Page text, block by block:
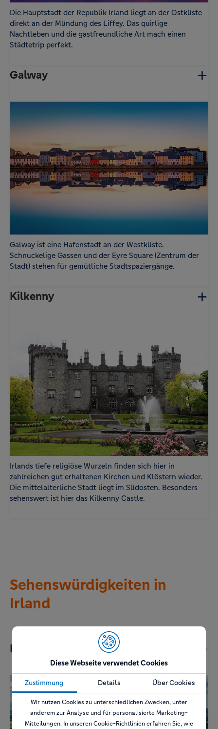
Diese Webseite verwendet Cookies
Zustimmung Details Über Cookies
Wir nutzen Cookies zu unterschiedlichen Zwecken, unter
anderem zur Analyse und für personalisierte Marketing-
Mitteilungen. In unseren Cookie-Richtlinien erfahren Sie, wie
Die Hauptstadt der Republik Irland liegt an der Ostküste
direkt an der Mündung des Liffey. Das quirlige
Nachtleben und die gastfreundliche Art mach einen
Städtetrip perfekt.
Galway
Galway ist eine Hafenstadt an der Westküste.
Schnuckelige Gassen und der Eyre Square (Zentrum der
Stadt) stehen für gemütliche Stadtspaziergänge.
Kilkenny
Irlands tiefe religiöse Wurzeln finden sich hier in
zahlreichen gut erhaltenen Kirchen und Klöstern wieder.
Die mittelalterliche Stadt liegt im Südosten. Besonders
sehenswert ist hier das Kilkenny Castle.
Sehenswürdigkeiten in
Irland
Rock of Cashel